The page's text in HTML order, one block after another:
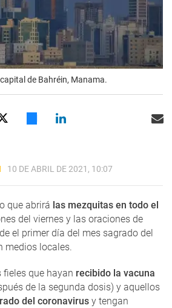
de Bahréin, Manama.
10 DE ABRIL DE 2021, 10:07
que abrirá las mezquitas en todo el
del viernes y las oraciones de
el primer día del mes sagrado del
medios locales.
fieles que hayan recibido la vacuna
de la segunda dosis) y aquellos
del coronavirus y tengan